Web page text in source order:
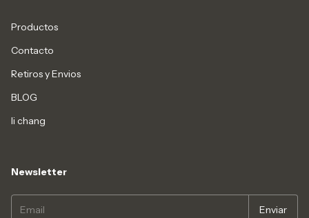
Productos
Contacto
Retiros y Envios
BLOG
li chang
Newsletter